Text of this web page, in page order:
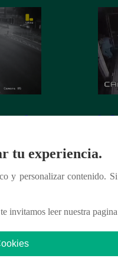
en La
La
tu experiencia.
y personalizar contenido.
invitamos leer nuestra